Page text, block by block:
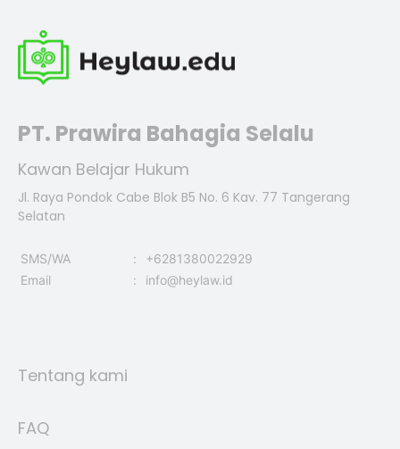
PT. Prawira Bahagia Selalu
Kawan Belajar Hukum
Jl. Raya Pondok Cabe Blok B5 No. 6 Kav. 77 Tangerang
Selatan
SMS/WA :
+6281380022929
Email
: info@heylaw.id
Tentang kami
FAQ